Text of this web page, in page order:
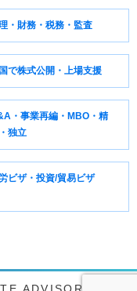
・財務・税務・監査
で株式公開・上場支援
・事業再編・MBO・精
独立
ビザ・投資/貿易ビザ